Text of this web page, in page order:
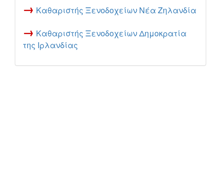
→ Καθαριστής Ξενοδοχείων Νέα Ζηλανδία
→ Καθαριστής Ξενοδοχείων Δημοκρατία
της Ιρλανδίας